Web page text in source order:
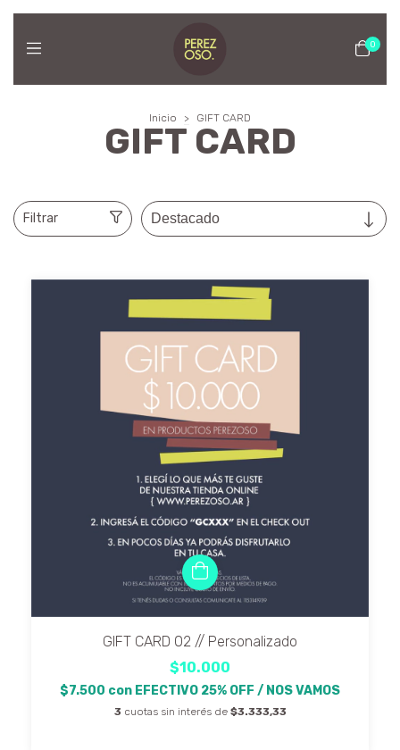
0
Inicio > GIFT CARD
GIFT CARD
Filtrar
GIFT CARD 02 // Personalizado
$10.000
$7.500 con EFECTIVO 25% OFF / NOS VAMOS
3 cuotas sin interés de $3.333,33